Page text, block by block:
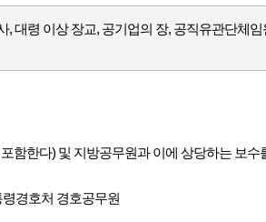
, 대령 이상 장교, 공기업의 장, 공직유관단체임
함한다) 및 지방공무원과 이에 상당하는 보수
경호처 경호공무원